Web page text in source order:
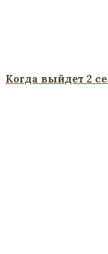
Когда выйдет 2